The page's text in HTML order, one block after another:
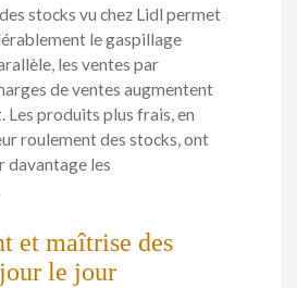
stocks vu chez Lidl permet
le gaspillage
les ventes par
de ventes augmentent
produits plus frais, en
roulement des stocks, ont
davantage les
et maîtrise des
le jour